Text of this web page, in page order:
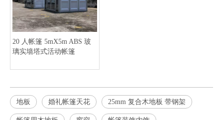
20 人帐篷 5mX5m ABS 玻
璃实墙塔式活动帐篷
地板 婚礼帐篷天花 25mm 复合木地板 带钢架